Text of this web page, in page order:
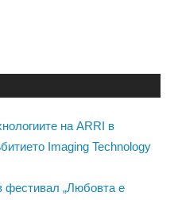
на ARRI в
Imaging Technology
„Любовта е